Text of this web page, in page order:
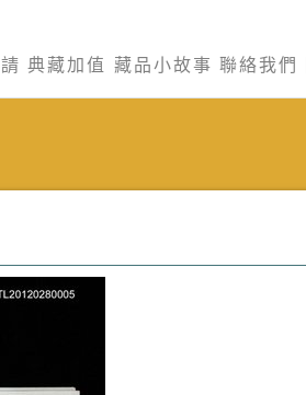
典藏加值 藏品小故事 聯絡我們